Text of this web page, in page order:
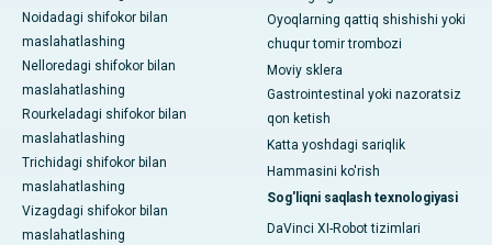
Noidadagi shifokor bilan
maslahatlashing
Nelloredagi shifokor bilan
maslahatlashing
Rourkeladagi shifokor bilan
maslahatlashing
Trichidagi shifokor bilan
maslahatlashing
Vizagdagi shifokor bilan
maslahatlashing
Oyoqlarning qattiq shishishi yoki
chuqur tomir trombozi
Moviy sklera
Gastrointestinal yoki nazoratsiz
qon ketish
Katta yoshdagi sariqlik
Hammasini ko'rish
Sog'liqni saqlash texnologiyasi
DaVinci XI-Robot tizimlari